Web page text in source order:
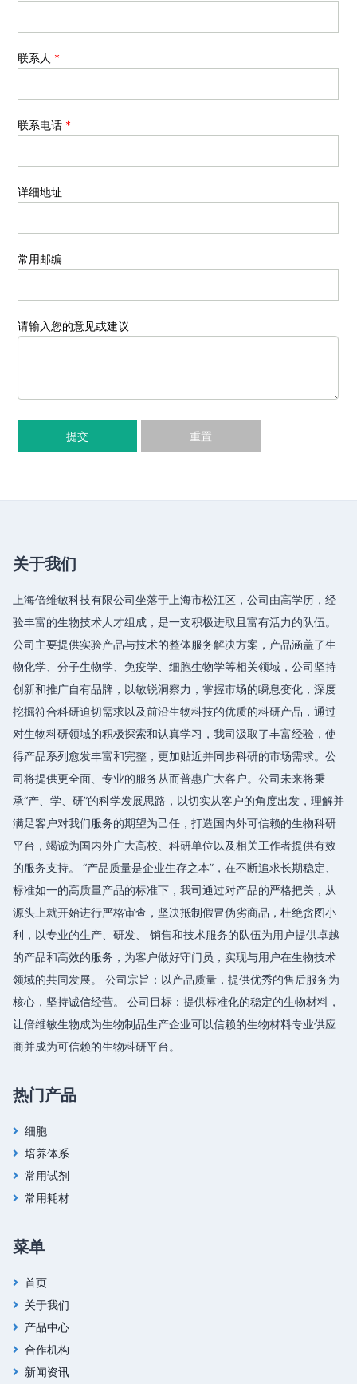
联系人 *
联系电话 *
详细地址
常用邮编
请输入您的意见或建议
提交 重置
关于我们
上海倍维敏科技有限公司坐落于上海市松江区，公司由高学历，经
验丰富的生物技术人才组成，是一支积极进取且富有活力的队伍。
公司主要提供实验产品与技术的整体服务解决方案，产品涵盖了生
物化学、分子生物学、免疫学、细胞生物学等相关领域，公司坚持
创新和推广自有品牌，以敏锐洞察力，掌握市场的瞬息变化，深度
挖掘符合科研迫切需求以及前沿生物科技的优质的科研产品，通过
对生物科研领域的积极探索和认真学习，我司汲取了丰富经验，使
得产品系列愈发丰富和完整，更加贴近并同步科研的市场需求。公
司将提供更全面、专业的服务从而普惠广大客户。公司未来将秉
承“产、学、研”的科学发展思路，以切实从客户的角度出发，理解并
满足客户对我们服务的期望为己任，打造国内外可信赖的生物科研
平台，竭诚为国内外广大高校、科研单位以及相关工作者提供有效
的服务支持。 “产品质量是企业生存之本”，在不断追求长期稳定、
标准如一的高质量产品的标准下，我司通过对产品的严格把关，从
源头上就开始进行严格审查，坚决抵制假冒伪劣商品，杜绝贪图小
利，以专业的生产、研发、 销售和技术服务的队伍为用户提供卓越
的产品和高效的服务，为客户做好守门员，实现与用户在生物技术
领域的共同发展。 公司宗旨：以产品质量，提供优秀的售后服务为
核心，坚持诚信经营。 公司目标：提供标准化的稳定的生物材料，
让倍维敏生物成为生物制品生产企业可以信赖的生物材料专业供应
商并成为可信赖的生物科研平台。
热门产品
细胞
培养体系
常用试剂
常用耗材
菜单
首页
关于我们
产品中心
合作机构
新闻资讯